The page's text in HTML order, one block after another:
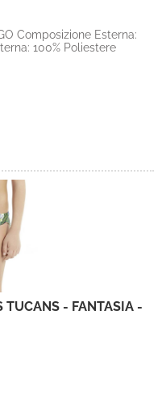
Composizione Esterna:
100% Poliestere
TUCANS - FANTASIA -